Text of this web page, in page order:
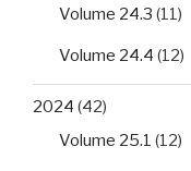
Volume 24.3 (11)
Volume 24.4 (12)
2024 (42)
Volume 25.1 (12)